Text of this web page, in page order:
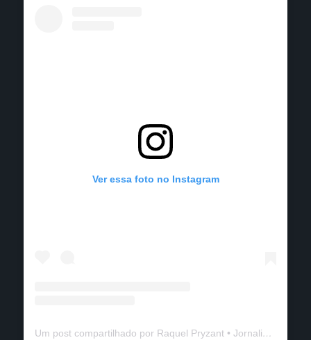
Ver essa foto no Instagram
Um post compartilhado por Raquel Pryzant • Jornalismo de Viagem (@solanomundo)